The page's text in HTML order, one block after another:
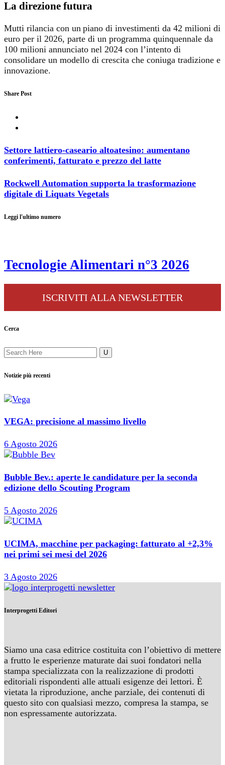
La direzione futura
Mutti rilancia con un piano di investimenti da 42 milioni di
euro per il 2026, parte di un programma quinquennale da
100 milioni annunciato nel 2024 con l’intento di
consolidare un modello di crescita che coniuga tradizione e
innovazione.
Share Post
Settore lattiero-caseario altoatesino: aumentano
conferimenti, fatturato e prezzo del latte
Rockwell Automation supporta la trasformazione
digitale di Liquats Vegetals
Leggi l'ultimo numero
Tecnologie Alimentari n°3 2026
ISCRIVITI ALLA NEWSLETTER
Cerca
Notizie più recenti
VEGA: precisione al massimo livello
6 Agosto 2026
Bubble Bev.: aperte le candidature per la seconda
edizione dello Scouting Program
5 Agosto 2026
UCIMA, macchine per packaging: fatturato al +2,3%
nei primi sei mesi del 2026
3 Agosto 2026
Interprogetti Editori
Siamo una casa editrice costituita con l’obiettivo di mettere
a frutto le esperienze maturate dai suoi fondatori nella
stampa specializzata con la realizzazione di prodotti
editoriali rispondenti alle attuali esigenze dei lettori. È
vietata la riproduzione, anche parziale, dei contenuti di
questo sito con qualsiasi mezzo, compresa la stampa, se
non espressamente autorizzata.